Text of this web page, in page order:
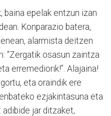
baina epelak entzun izan
Konparazio batera,
alarmista deitzen
“Zergatik osasun zaintza
erremediorik!”. Alajaina!
eta oraindik ere
ezjakintasuna eta
jar ditzaket,